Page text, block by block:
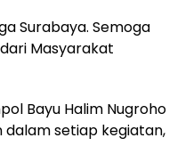
Surabaya. Semoga
Masyarakat
Bayu Halim Nugroho
dalam setiap kegiatan,